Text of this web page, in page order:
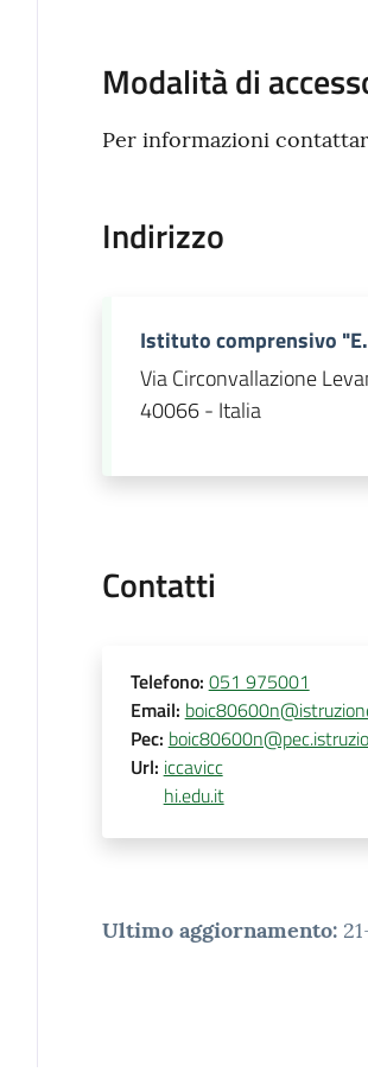
Modalità di
Per informazioni
Indirizzo
Istituto comprensivo
Via Circonvallazione
40066 - Italia
Contatti
Telefono: 051 975001
Email:
Pec:
Url: iccavicc
hi.edu.it
Ultimo aggiornamento: